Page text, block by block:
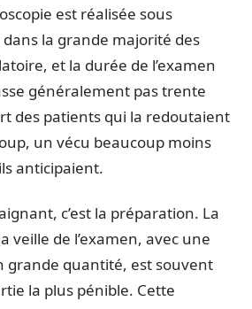
est réalisée sous
la grande majorité des
et la durée de l’examen
généralement pas trente
des patients qui la redoutaient
un vécu beaucoup moins
anticipaient.
c’est la préparation. La
veille de l’examen, avec une
grande quantité, est souvent
la plus pénible. Cette